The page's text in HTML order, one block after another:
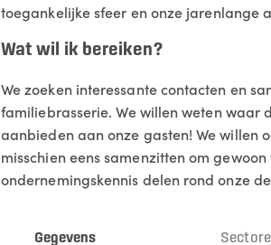
toegankelijke sfeer en onze jarenlange
Wat wil ik bereiken?
We zoeken interessante contacten en
familiebrasserie. We willen weten waar
aanbieden aan onze gasten! We willen
misschien eens samenzitten om
ondernemingskennis delen rond onze
Gegevens